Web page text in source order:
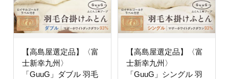
【高島屋選定品】〈富
士新幸九州〉
「GuuG」ダブル 羽毛
【高島屋選定品】〈富
士新幸九州〉
「GuuG」シングル 羽